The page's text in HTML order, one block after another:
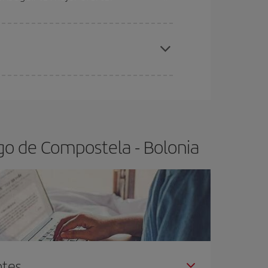
de Compostela-Bolonia-dest
de Compostela - Bolonia